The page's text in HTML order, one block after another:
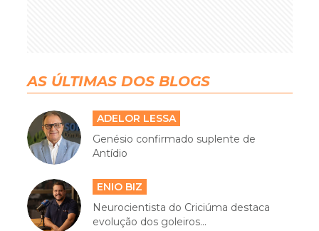
AS ÚLTIMAS DOS BLOGS
ADELOR LESSA
Genésio confirmado suplente de
Antídio
ENIO BIZ
Neurocientista do Criciúma destaca
evolução dos goleiros...